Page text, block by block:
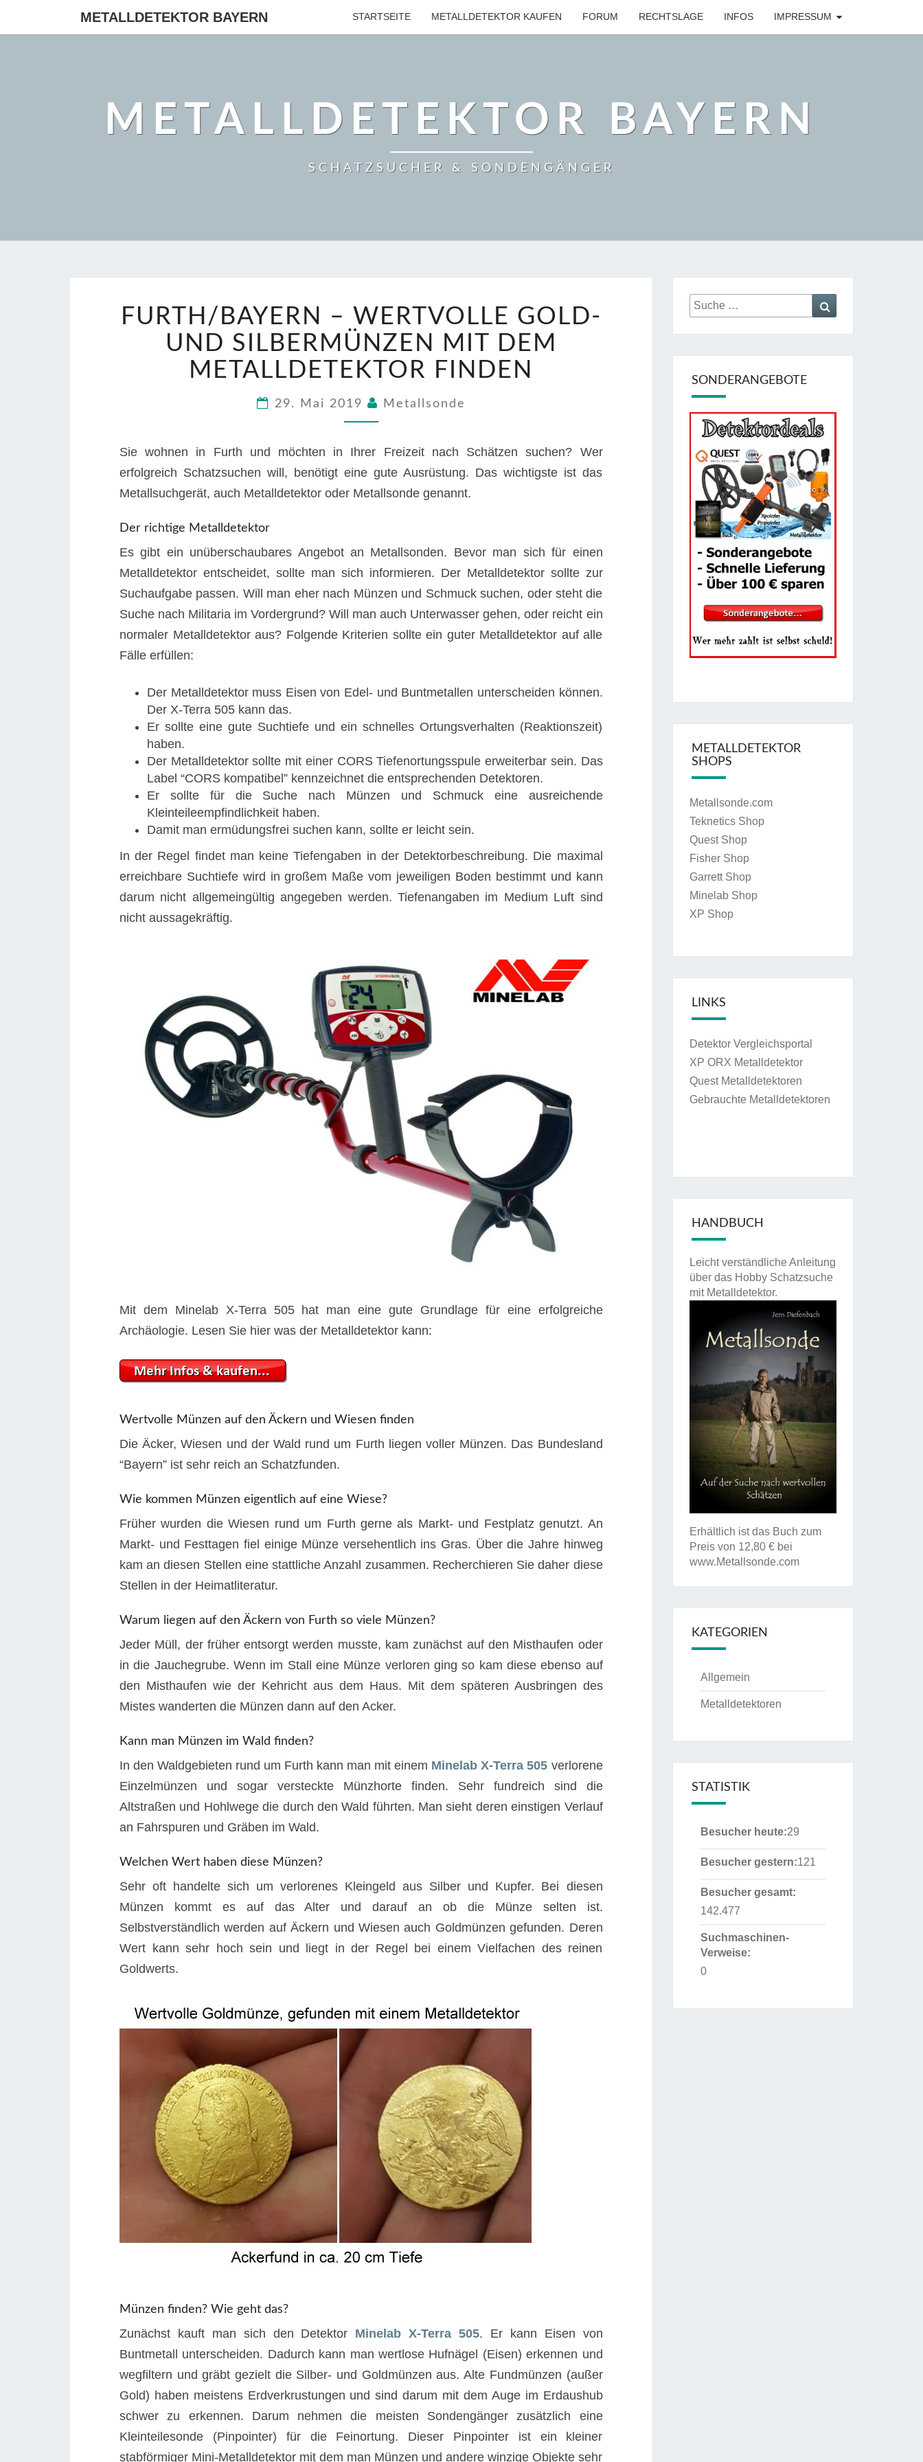
METALLDETEKTOR BAYERN STARTSEITE METALLDETEKTOR KAUFEN FORUM RECHTSLAGE INFOS IMPRESSUM
METALLDETEKTOR BAYERN
SCHATZSUCHER & SONDENGÄNGER
–
WERTVOLLE
GOLD-
UND
MIT
DEM
FINDEN
FURTH/BAYERN – WERTVOLLE GOLD-
UND SILBERMÜNZEN MIT DEM
METALLDETEKTOR FINDEN
29. Mai 2019 Metallsonde
Sie wohnen in Furth und möchten in Ihrer Freizeit nach Schätzen suchen? Wer
erfolgreich Schatzsuchen will, benötigt eine gute Ausrüstung. Das wichtigste ist das
Metallsuchgerät, auch Metalldetektor oder Metallsonde genannt.
Der richtige Metalldetektor
Es gibt ein unüberschaubares Angebot an Metallsonden. Bevor man sich für einen
Metalldetektor entscheidet, sollte man sich informieren. Der Metalldetektor sollte zur
Suchaufgabe passen. Will man eher nach Münzen und Schmuck suchen, oder steht die
Suche nach Militaria im Vordergrund? Will man auch Unterwasser gehen, oder reicht ein
normaler Metalldetektor aus? Folgende Kriterien sollte ein guter Metalldetektor auf alle
Fälle erfüllen:
Der Metalldetektor muss Eisen von Edel- und Buntmetallen unterscheiden können.
Der X-Terra 505 kann das.
Er sollte eine gute Suchtiefe und ein schnelles Ortungsverhalten (Reaktionszeit)
haben.
Der Metalldetektor sollte mit einer CORS Tiefenortungsspule erweiterbar sein. Das
Label “CORS kompatibel” kennzeichnet die entsprechenden Detektoren.
Er sollte für die Suche nach Münzen und Schmuck eine ausreichende
Kleinteileempfindlichkeit haben.
Damit man ermüdungsfrei suchen kann, sollte er leicht sein.
In der Regel findet man keine Tiefengaben in der Detektorbeschreibung. Die maximal
erreichbare Suchtiefe wird in großem Maße vom jeweiligen Boden bestimmt und kann
darum nicht allgemeingültig angegeben werden. Tiefenangaben im Medium Luft sind
nicht aussagekräftig.
Mit dem Minelab X-Terra 505 hat man eine gute Grundlage für eine erfolgreiche
Archäologie. Lesen Sie hier was der Metalldetektor kann:
Wertvolle Münzen auf den Äckern und Wiesen finden
Die Äcker, Wiesen und der Wald rund um Furth liegen voller Münzen. Das Bundesland
“Bayern” ist sehr reich an Schatzfunden.
Wie kommen Münzen eigentlich auf eine Wiese?
Früher wurden die Wiesen rund um Furth gerne als Markt- und Festplatz genutzt. An
Markt- und Festtagen fiel einige Münze versehentlich ins Gras. Über die Jahre hinweg
kam an diesen Stellen eine stattliche Anzahl zusammen. Recherchieren Sie daher diese
Stellen in der Heimatliteratur.
Warum liegen auf den Äckern von Furth so viele Münzen?
Jeder Müll, der früher entsorgt werden musste, kam zunächst auf den Misthaufen oder
in die Jauchegrube. Wenn im Stall eine Münze verloren ging so kam diese ebenso auf
den Misthaufen wie der Kehricht aus dem Haus. Mit dem späteren Ausbringen des
Mistes wanderten die Münzen dann auf den Acker.
Kann man Münzen im Wald finden?
In den Waldgebieten rund um Furth kann man mit einem Minelab X-Terra 505 verlorene
Einzelmünzen und sogar versteckte Münzhorte finden. Sehr fundreich sind die
Altstraßen und Hohlwege die durch den Wald führten. Man sieht deren einstigen Verlauf
an Fahrspuren und Gräben im Wald.
Welchen Wert haben diese Münzen?
Sehr oft handelte sich um verlorenes Kleingeld aus Silber und Kupfer. Bei diesen
Münzen kommt es auf das Alter und darauf an ob die Münze selten ist.
Selbstverständlich werden auf Äckern und Wiesen auch Goldmünzen gefunden. Deren
Wert kann sehr hoch sein und liegt in der Regel bei einem Vielfachen des reinen
Goldwerts.
Münzen finden? Wie geht das?
Zunächst kauft man sich den Detektor Minelab X-Terra 505. Er kann Eisen von
Buntmetall unterscheiden. Dadurch kann man wertlose Hufnägel (Eisen) erkennen und
wegfiltern und gräbt gezielt die Silber- und Goldmünzen aus. Alte Fundmünzen (außer
Gold) haben meistens Erdverkrustungen und sind darum mit dem Auge im Erdaushub
schwer zu erkennen. Darum nehmen die meisten Sondengänger zusätzlich eine
Kleinteilesonde (Pinpointer) für die Feinortung. Dieser Pinpointer ist ein kleiner
stabförmiger Mini-Metalldetektor mit dem man Münzen und andere winzige Objekte sehr
Suche
nach:
SONDERANGEBOTE
METALLDETEKTOR
SHOPS
Metallsonde.com
Teknetics Shop
Quest Shop
Fisher Shop
Garrett Shop
Minelab Shop
XP Shop
LINKS
Detektor Vergleichsportal
XP ORX Metalldetektor
Quest Metalldetektoren
Gebrauchte Metalldetektoren
HANDBUCH
Leicht verständliche Anleitung
über das Hobby Schatzsuche
mit Metalldetektor.
Erhältlich ist das Buch zum
Preis von 12,80 € bei
www.Metallsonde.com
KATEGORIEN
Allgemein
Metalldetektoren
STATISTIK
Besucher heute:29
Besucher gestern:121
Besucher gesamt:
142.477
Suchmaschinen-
Verweise:
0